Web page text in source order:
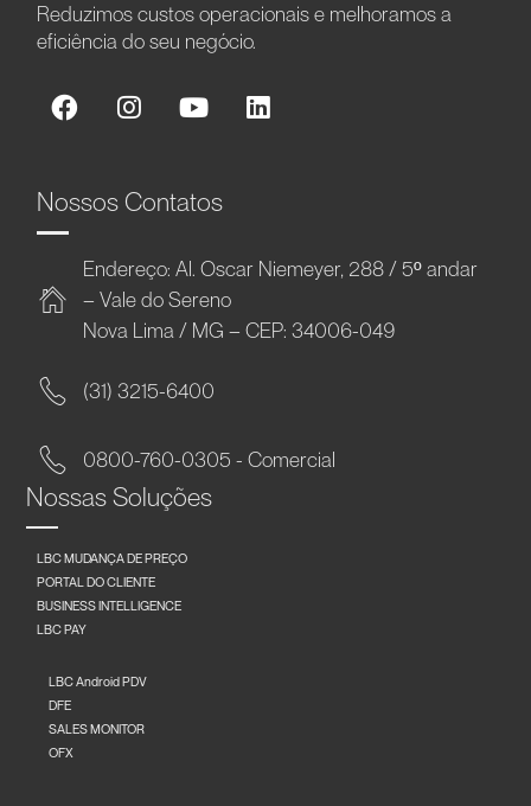
Reduzimos custos operacionais e melhoramos a
eficiência do seu negócio.
Nossos Contatos
Endereço: Al. Oscar Niemeyer, 288 / 5º andar
– Vale do Sereno
Nova Lima / MG – CEP: 34006-049
(31) 3215-6400
0800-760-0305 - Comercial
Nossas Soluções
LBC MUDANÇA DE PREÇO
PORTAL DO CLIENTE
BUSINESS INTELLIGENCE
LBC PAY
LBC Android PDV
DFE
SALES MONITOR
OFX